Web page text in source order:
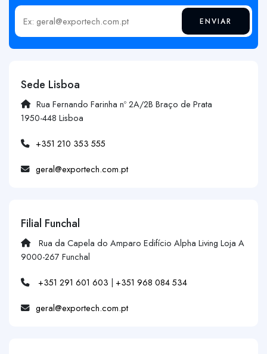
Insira o seu email ENVIAR
Sede Lisboa
Rua Fernando Farinha nº 2A/2B Braço de Prata
1950-448 Lisboa
+351 210 353 555
geral@exportech.com.pt
Filial Funchal
Rua da Capela do Amparo Edifício Alpha Living Loja A
9000-267 Funchal
+351 291 601 603 | +351 968 084 534
geral@exportech.com.pt